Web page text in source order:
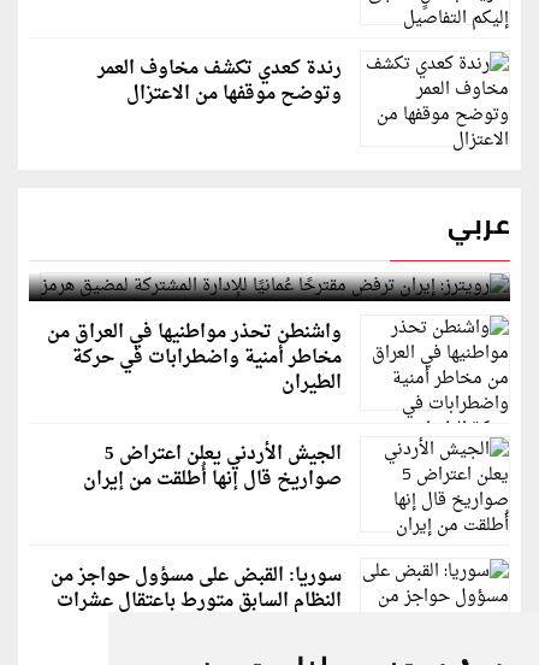
رندة كعدي تكشف مخاوف العمر
وتوضح موقفها من الاعتزال
عربي
رويترز: إيران ترفض مقترحًا عُمانيًا للإدارة المشتركة
لمضيق هرمز
واشنطن تحذر مواطنيها في العراق من
مخاطر أمنية واضطرابات في حركة
الطيران
الجيش الأردني يعلن اعتراض 5
صواريخ قال إنها أُطلقت من إيران
سوريا: القبض على مسؤول حواجز من
النظام السابق متورط باعتقال عشرات